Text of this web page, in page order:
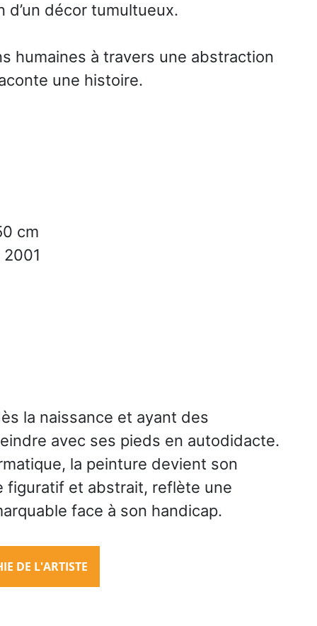
décor tumultueux.
humaines à travers une abstraction
une histoire.
cm
2001
la naissance et ayant des
avec ses pieds en autodidacte.
la peinture devient son
figuratif et abstrait, reflète une
face à son handicap.
DE L'ARTISTE